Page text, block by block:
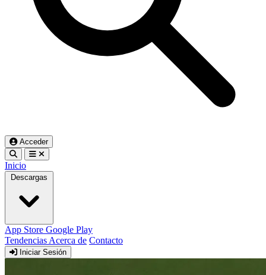
Acceder
Inicio
Descargas
App Store Google Play
Tendencias Acerca de Contacto
Iniciar Sesión